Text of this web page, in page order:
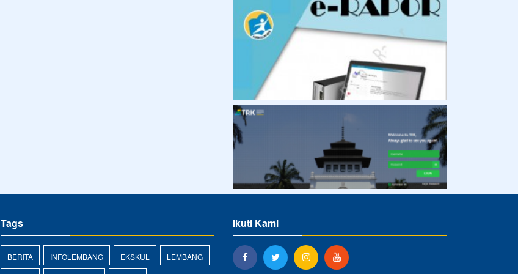
Tags
BERITA INFOLEMBANG EKSKUL LEMBANG
Ikuti Kami